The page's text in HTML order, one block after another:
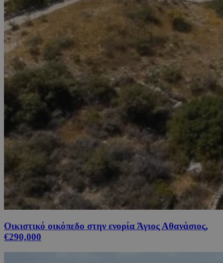
Οικιστικό οικόπεδο στην ενορία Άγιος Αθανάσιος,
€290,000